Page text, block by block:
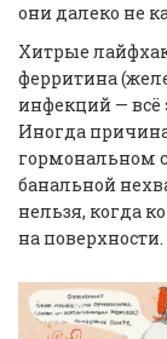
они далеко не
Хитрые
ферритина
инфекций — всё
Иногда
гормональном
банальной
нельзя, когда
на поверхности.